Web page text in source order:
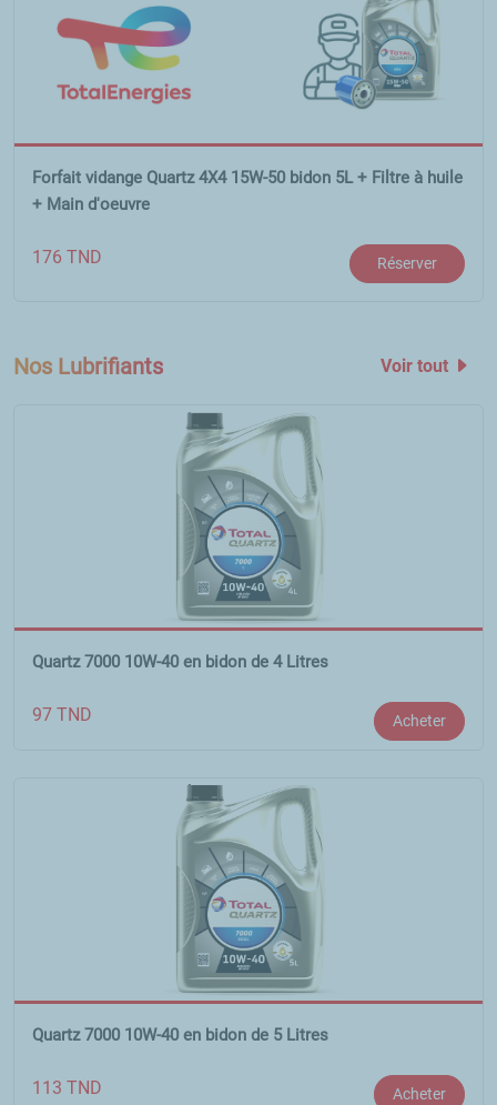
Forfait vidange Quartz 4X4 15W-50 bidon 5L + Filtre à huile
+ Main d'oeuvre
176 TND Réserver
Nos Lubrifiants Voir tout
Quartz 7000 10W-40 en bidon de 4 Litres
97 TND Acheter
Quartz 7000 10W-40 en bidon de 5 Litres
113 TND Acheter